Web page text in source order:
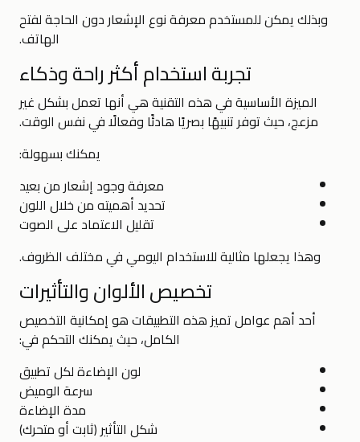
وبذلك يمكن للمستخدم معرفة نوع الإشعار دون الحاجة لفتح
الهاتف.
تجربة استخدام أكثر راحة وذكاء
الميزة الأساسية في هذه التقنية هي أنها تعمل بشكل غير
مزعج، حيث توفر تنبيهًا بصريًا هادئًا وفعالًا في نفس الوقت.
يمكنك بسهولة:
معرفة وجود إشعار من بعيد
تحديد أهميته من خلال اللون
تقليل الاعتماد على الصوت
وهذا يجعلها مثالية للاستخدام اليومي في مختلف الظروف.
تخصيص الألوان والتأثيرات
أحد أهم عوامل تميز هذه التطبيقات هو إمكانية التخصيص
الكامل، حيث يمكنك التحكم في:
لون الإضاءة لكل تطبيق
سرعة الوميض
مدة الإضاءة
شكل التأثير (ثابت أو متحرك)